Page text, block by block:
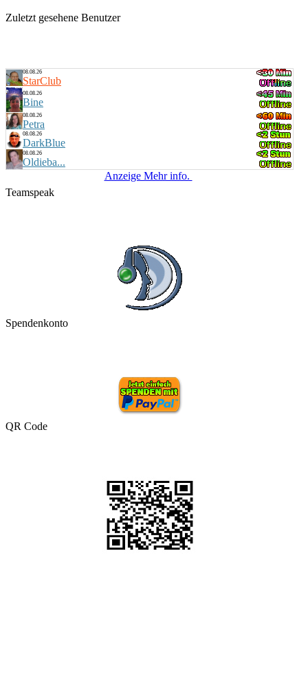
Zuletzt gesehene Benutzer
08.08.26
StarClub
08.08.26
Bine
08.08.26
Petra
08.08.26
DarkBlue
08.08.26
Oldieba...
Anzeige Mehr info.
Teamspeak
Spendenkonto
QR Code